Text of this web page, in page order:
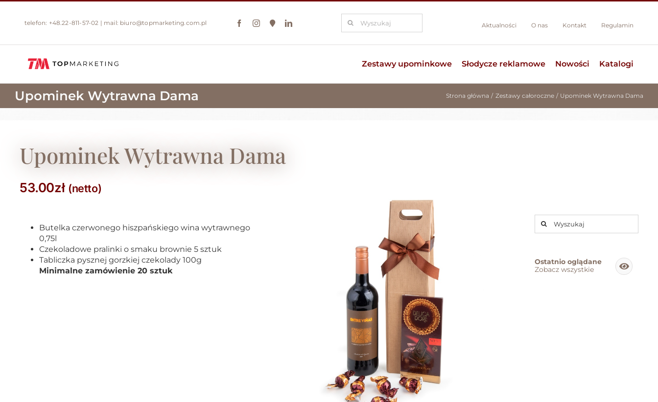
Przejdź
zawartości
telefon: +48.22-811-57-02 | mail: biuro@topmarketing.com.pl Szukaj
Aktualności O nas Kontakt Regulamin
Zestawy upominkowe Słodycze reklamowe Nowości Katalogi
Upominek Wytrawna Dama Strona główna Zestawy całoroczne Upominek Wytrawna Dama
Upominek Wytrawna Dama
53.00zł (netto)
Butelka czerwonego hiszpańskiego wina wytrawnego
0,75l
Czekoladowe pralinki o smaku brownie 5 sztuk
Tabliczka pysznej gorzkiej czekolady 100g
Minimalne zamówienie 20 sztuk
Szukaj
Ostatnio oglądane
Zobacz wszystkie